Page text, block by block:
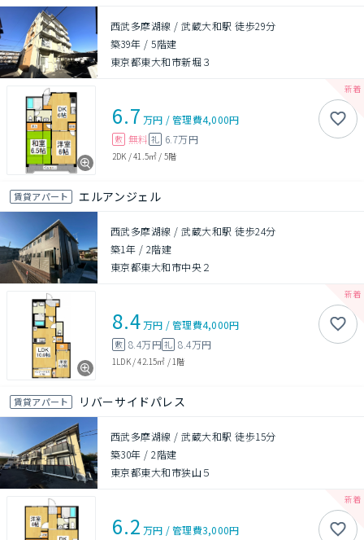
西武多摩湖線 / 武蔵大和駅 徒歩29分
築39年 /5階建
東京都東大和市新堀３
6.7 万円 /管理費4,000円
敷 無料 礼 6.7万円
2DK /41.5㎡ / 5階
賃貸アパート エルアンジェル
西武多摩湖線 / 武蔵大和駅 徒歩24分
築1年 / 2階建
東京都東大和市中央２
8.4万円 /管理費4,000円
敷 8.4万円礼 8.4万円
1LDK/42.15㎡ / 1階
賃貸アパート リバーサイドパレス
西武多摩湖線 / 武蔵大和駅 徒歩15分
築30年 /2階建
東京都東大和市狭山５
6.2 万円 /管理費3,000円